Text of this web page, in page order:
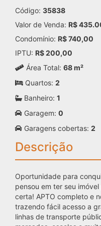
Código: 35838
Valor de Venda: R$
Condomínio: R$ 740,00
IPTU: R$ 200,00
Área Total: 68 m²
Quartos: 2
Banheiro: 1
Garagem: 0
Garagens cobertas: 2
Descrição
Oportunidade para
pensou em ter seu
certa! APTO completo e
trazendo fácil acesso a
linhas de transporte